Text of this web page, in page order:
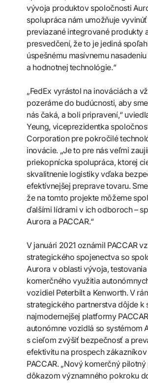
vývoja produktov spoločnosti
spolupráca nám umožňuje
previazané integrované produkty
presvedčení, že to je jediná
úspešnému masívnemu
a hodnotnej technológie.“
„FedEx vyrástol na inováciách a
pozeráme do budúcnosti, aby
nás čaká, a boli pripravení,“
Yeung, viceprezidentka
Corporation pre pokročilé
inovácie. „Je to pre nás veľmi
priekopnícka spolupráca, ktorej
skvalitnenie logistiky vďaka
efektívnejšej preprave tovaru.
že na tomto projekte môžeme
ďalšími lídrami v ich odboroch –
Aurora a PACCAR.“
V januári 2021 oznámil PACCAR
strategického spojenectva so
Aurora v oblasti vývoja, testovania
komerčného využitia
vozidiel Peterbilt a Kenworth. V
strategického partnerstva dôjde k
najmodernejšej platformy
autonómne vozidlá so systémom
s cieľom zvýšiť bezpečnosť a
efektivitu na prospech
PACCAR. „Nový komerčný
dôkazom významného pokroku